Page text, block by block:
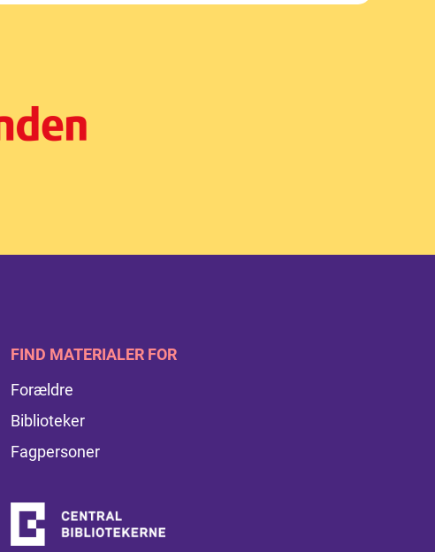
FIND MATERIALER FOR
Forældre
Biblioteker
Fagpersoner